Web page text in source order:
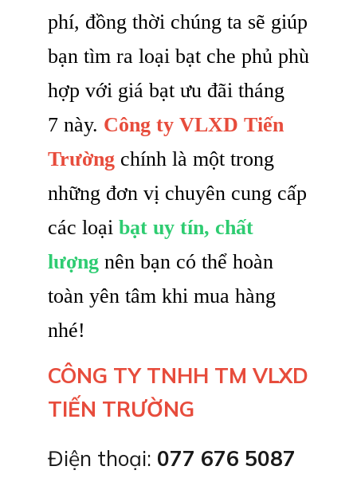
phí, đồng thời chúng ta sẽ giúp
bạn tìm ra loại bạt che phủ phù
hợp với giá bạt ưu đãi tháng
7 này. Công ty VLXD Tiến
Trường chính là một trong
những đơn vị chuyên cung cấp
các loại bạt uy tín, chất
lượng nên bạn có thể hoàn
toàn yên tâm khi mua hàng
nhé!
CÔNG TY TNHH TM VLXD
TIẾN TRƯỜNG
Điện thoại: 077 676 5087